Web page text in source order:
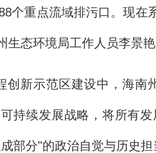
个重点流域排污口。现
态环境局工作人员李景艳
创新示范区建设中，海
持续发展战略，将所有
部分"的政治自觉与历史担